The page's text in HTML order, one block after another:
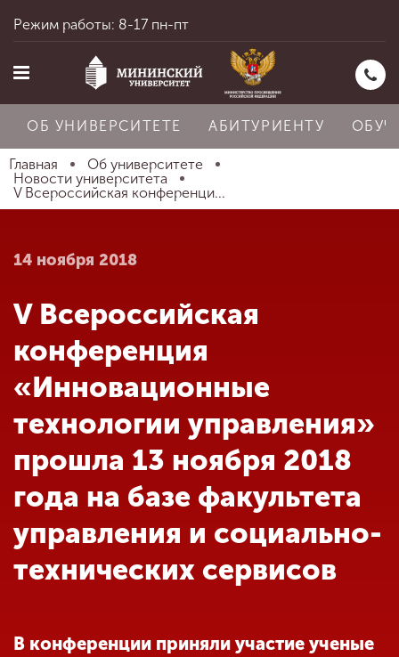
Главная
Абитуриенту
Обучение
Наука
Международная
деятельность
Режим работы: 8-17 пн-пт
ОБ УНИВЕРСИТЕТЕ АБИТУРИЕНТУ
Главная
Об университете
Новости университета
V Всероссийская конференци...
14 ноября 2018
V Всероссийская
конференция
«Инновационные
технологии управления»
прошла 13 ноября 2018
года на базе факультета
управления и социально-
технических сервисов
В конференции приняли участие ученые